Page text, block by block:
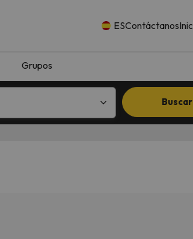
ESContáctanos
Grupos
Buscar